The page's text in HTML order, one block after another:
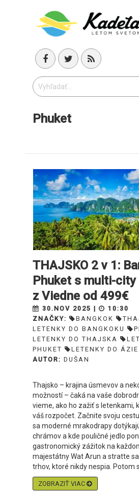
Phuket
THAJSKO 2 v 1:
Phuket s multi-
z Viedne od 499€
30.NOV 2025 |
10:30
ZNAČKY:
BANGKOK
LETENKY DO BANGKOKU
LETENKY DO THAJSKA
PHUKET
LETENKY DO ÁZIE
AUTOR: DUŠAN
Thajsko – krajina úsmevov a
možností – čaká na vaše
vieme, ako ho zažiť s letenkami,
váš rozpočet. Začnite svoju
sa moderné mrakodrapy
chrámov a kde pouličné jedlo
gastronomický zážitok na
majestátny Wat Arun a stratte
trhov, ktoré nikdy nespia. Potom
ZOBRAZIŤ VIAC